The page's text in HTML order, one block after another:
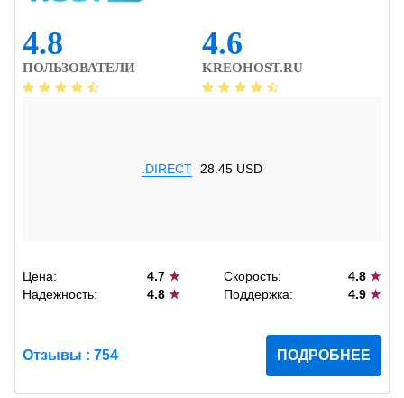
4.8
ПОЛЬЗОВАТЕЛИ
4.6
KREOHOST.RU
.DIRECT 28.45 USD
Цена: 4.7★ Скорость: 4.8 ★
Надежность:
4.8★ Поддержка: 4.9 ★
Отзывы : 754 ПОДРОБНЕЕ